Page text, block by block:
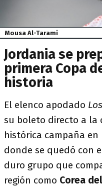
Mousa Al-Tarami
Jordania se
primera Copa
historia
El elenco apodado
su boleto directo a
histórica campaña en
donde se quedó con
duro grupo que
región como Corea